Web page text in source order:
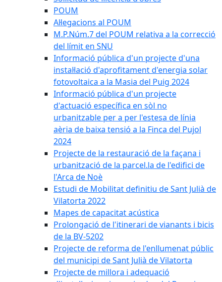
POUM
Al·legacions al POUM
M.P.Núm.7 del POUM relativa a la correcció
del límit en SNU
Informació pública d'un projecte d'una
instal·lació d'aprofitament d'energia solar
fotovoltaica a la Masia del Puig 2024
Informació pública d'un projecte
d'actuació específica en sòl no
urbanitzable per a per l'estesa de línia
aèria de baixa tensió a la Finca del Pujol
2024
Projecte de la restauració de la façana i
urbanització de la parcel.la de l'edifici de
l'Arca de Noè
Estudi de Mobilitat definitiu de Sant Julià de
Vilatorta 2022
Mapes de capacitat acústica
Prolongació de l'itinerari de vianants i bicis
de la BV-5202
Projecte de reforma de l'enllumenat públic
del municipi de Sant Julià de Vilatorta
Projecte de millora i adequació